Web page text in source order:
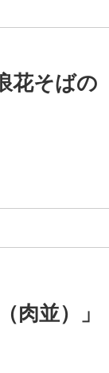
そばの
並）」